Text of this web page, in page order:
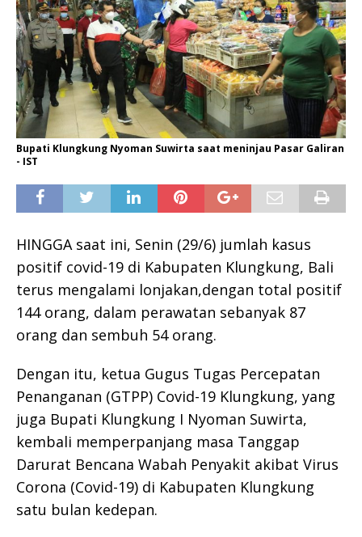
Bupati Klungkung Nyoman Suwirta saat meninjau Pasar Galiran
- IST
HINGGA saat ini, Senin (29/6) jumlah kasus
positif covid-19 di Kabupaten Klungkung, Bali
terus mengalami lonjakan,dengan total positif
144 orang, dalam perawatan sebanyak 87
orang dan sembuh 54 orang.
Dengan itu, ketua Gugus Tugas Percepatan
Penanganan (GTPP) Covid-19 Klungkung, yang
juga Bupati Klungkung I Nyoman Suwirta,
kembali memperpanjang masa Tanggap
Darurat Bencana Wabah Penyakit akibat Virus
Corona (Covid-19) di Kabupaten Klungkung
satu bulan kedepan.